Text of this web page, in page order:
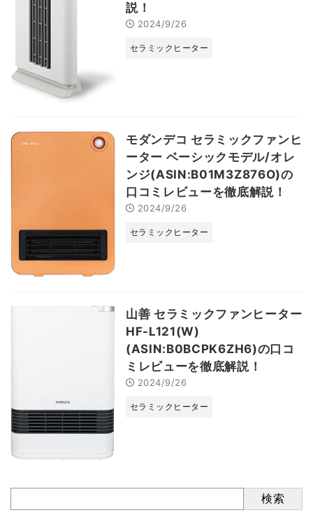
説！
2024/9/26
セラミックヒーター
モダンデコ セラミックファンヒ
ーター ベーシックモデル/オレ
ンジ(ASIN:B01M3Z876O)の
口コミレビューを徹底解説！
2024/9/26
セラミックヒーター
山善 セラミックファンヒーター
HF-L121(W)
(ASIN:B0BCPK6ZH6)の口コ
ミレビューを徹底解説！
2024/9/26
セラミックヒーター
検索